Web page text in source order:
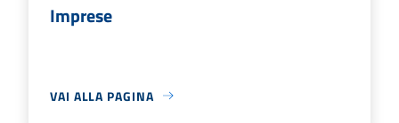
Imprese
VAI ALLA PAGINA